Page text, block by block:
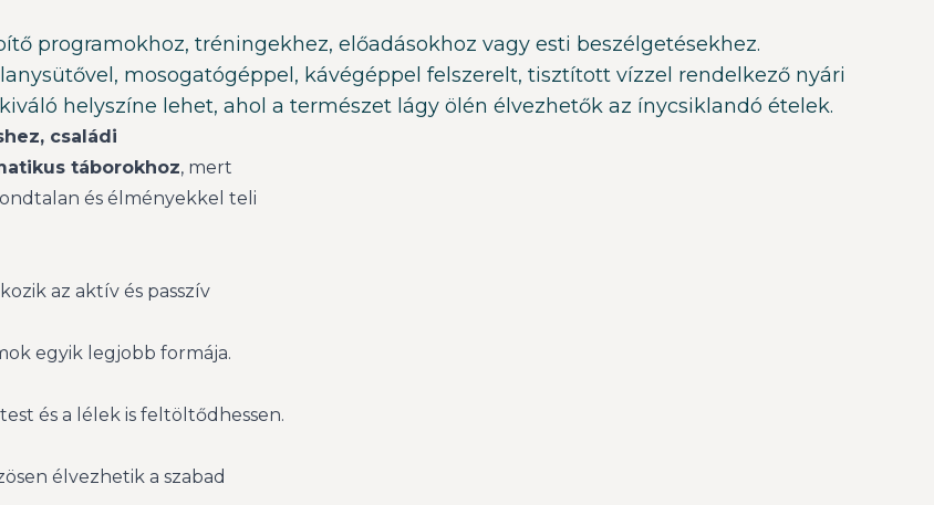
programokhoz, tréningekhez, előadásokhoz vagy esti beszélgetésekhez.
mosogatógéppel, kávégéppel felszerelt, tisztított vízzel rendelkező nyári
helyszíne lehet, ahol a természet lágy ölén élvezhetők az ínycsiklandó ételek.
családi
táborokhoz, mert
és élményekkel teli
az aktív és passzív
egyik legjobb formája.
és a lélek is feltöltődhessen.
élvezhetik a szabad